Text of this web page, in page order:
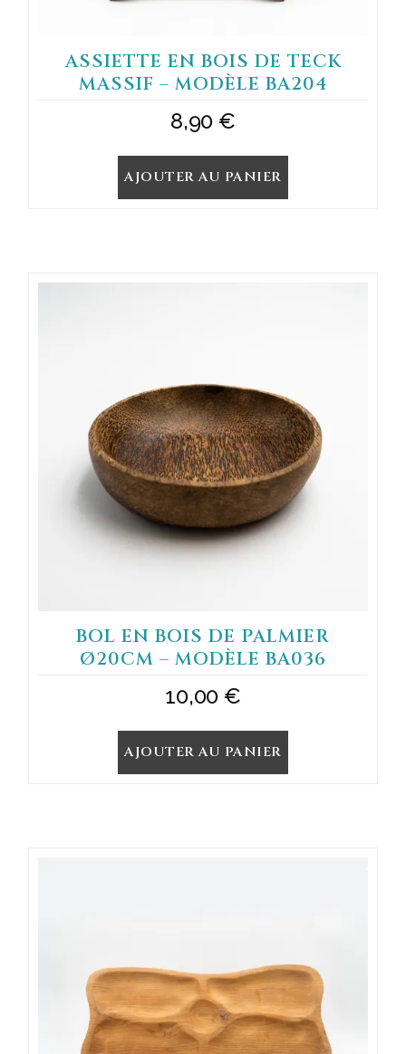
ASSIETTE EN BOIS DE TECK
MASSIF – MODÈLE BA204
8,90 €
AJOUTER AU PANIER
BOL EN BOIS DE PALMIER
Ø20CM – MODÈLE BA036
10,00 €
AJOUTER AU PANIER